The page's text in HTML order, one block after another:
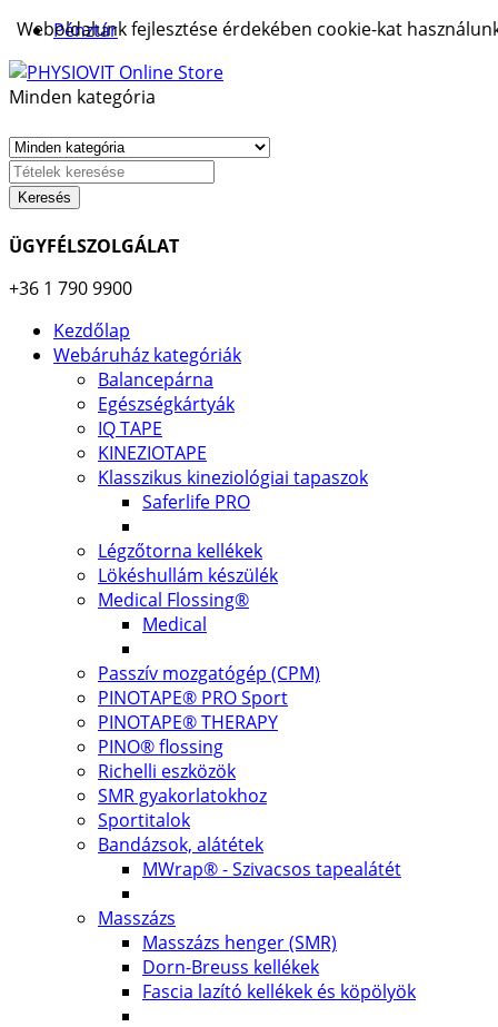
Pénztár
Minden kategória
Keresés
ÜGYFÉLSZOLGÁLAT
+36 1 790 9900
Kezdőlap
Webáruház kategóriák
Balancepárna
Egészségkártyák
IQ TAPE
KINEZIOTAPE
Klasszikus kineziológiai tapaszok
Saferlife PRO
Légzőtorna kellékek
Lökéshullám készülék
Medical Flossing®
Medical
Passzív mozgatógép (CPM)
PINOTAPE® PRO Sport
PINOTAPE® THERAPY
PINO® flossing
Richelli eszközök
SMR gyakorlatokhoz
Sportitalok
Bandázsok, alátétek
MWrap® - Szivacsos tapealátét
Masszázs
Masszázs henger (SMR)
Dorn-Breuss kellékek
Fascia lazító kellékek és köpölyök
Weboldalunk fejlesztése érdekében cookie-kat